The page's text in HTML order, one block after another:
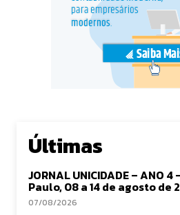
Últimas
JORNAL UNICIDADE – ANO 4
Paulo, 08 a 14 de agosto de
07/08/2026